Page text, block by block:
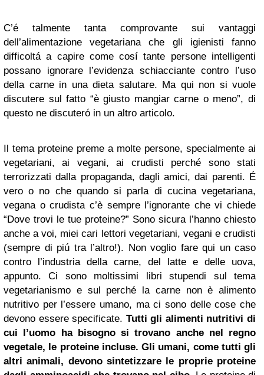
C’é talmente tanta comprovante sui vantaggi
dell’alimentazione vegetariana che gli igienisti fanno
difficoltá a capire come cosí tante persone intelligenti
possano ignorare l’evidenza schiacciante contro l’uso
della carne in una dieta salutare. Ma qui non si vuole
discutere sul fatto “è giusto mangiar carne o meno”, di
questo ne discuteró in un altro articolo.
Il tema proteine preme a molte persone, specialmente ai
vegetariani, ai vegani, ai crudisti perché sono stati
terrorizzati dalla propaganda, dagli amici, dai parenti. É
vero o no che quando si parla di cucina vegetariana,
vegana o crudista c’è sempre l’ignorante che vi chiede
“Dove trovi le tue proteine?” Sono sicura l’hanno chiesto
anche a voi, miei cari lettori vegetariani, vegani e crudisti
(sempre di piú tra l’altro!). Non voglio fare qui un caso
contro l’industria della carne, del latte e delle uova,
appunto. Ci sono moltissimi libri stupendi sul tema
vegetarianismo e sul perché la carne non è alimento
nutritivo per l’essere umano, ma ci sono delle cose che
devono essere specificate. Tutti gli alimenti nutritivi di
cui l’uomo ha bisogno si trovano anche nel regno
vegetale, le proteine incluse. Gli umani, come tutti gli
altri animali, devono sintetizzare le proprie proteine